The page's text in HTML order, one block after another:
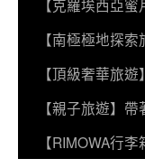
【克羅埃西亞蜜
【南極極地探索
【頂級奢華旅遊】
【親子旅遊】
【RIMOWA行李